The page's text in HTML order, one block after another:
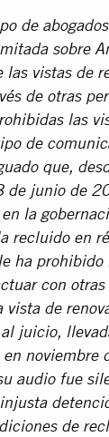
de
sobre
las vistas de
de otras
las
de
que,
de junio de
la
recluido en
ha prohibido
con otras
de
juicio,
en noviembre
audio fue
de